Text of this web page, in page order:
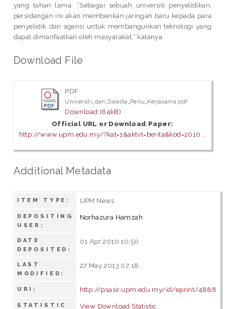
yang tahan lama. “Sebagai sebuah universiti penyelidikan,
persidangan ini akan memberikan jaringan baru kepada para
penyelidik dan agensi untuk membangunkan teknologi yang
dapat dimanfaatkan oleh masyarakat,” katanya.
Download File
PDF
Universiti_dan_Swasta_Perlu_Kerjasama.pdf
Download (64kB)
Official URL or Download Paper:
http://www.upm.edu.my/?kat=1&aktvt=berita&kod=2010...
Additional Metadata
ITEM TYPE: UPM News
DEPOSITING
USER:
Norhazura Hamzah
DATE
DEPOSITED:
01 Apr 2010 10:50
LAST
MODIFIED:
27 May 2013 07:18
URI: http://psasir.upm.edu.my/id/eprint/4888
STATISTIC View Download Statistic